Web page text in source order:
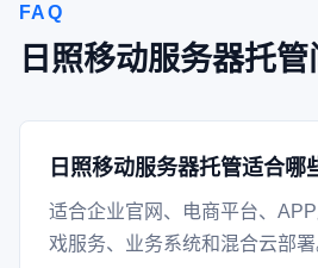
FAQ
日照移动服务器托管
日照移动服务器托管适合哪
适合企业官网、电商平台、
戏服务、业务系统和混合云部署